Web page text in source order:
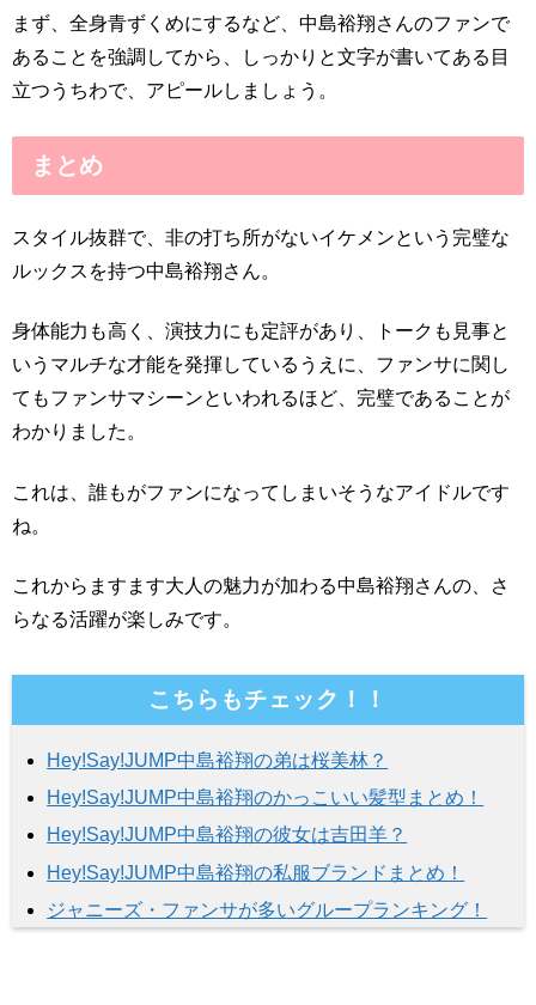
まず、全身青ずくめにするなど、中島裕翔さんのファンで
あることを強調してから、しっかりと文字が書いてある目
立つうちわで、アピールしましょう。
まとめ
スタイル抜群で、非の打ち所がないイケメンという完璧な
ルックスを持つ中島裕翔さん。
身体能力も高く、演技力にも定評があり、トークも見事と
いうマルチな才能を発揮しているうえに、ファンサに関し
てもファンサマシーンといわれるほど、完璧であることが
わかりました。
これは、誰もがファンになってしまいそうなアイドルです
ね。
これからますます大人の魅力が加わる中島裕翔さんの、さ
らなる活躍が楽しみです。
こちらもチェック！！
Hey!Say!JUMP中島裕翔の弟は桜美林？
Hey!Say!JUMP中島裕翔のかっこいい髪型まとめ！
Hey!Say!JUMP中島裕翔の彼女は吉田羊？
Hey!Say!JUMP中島裕翔の私服ブランドまとめ！
ジャニーズ・ファンサが多いグループランキング！